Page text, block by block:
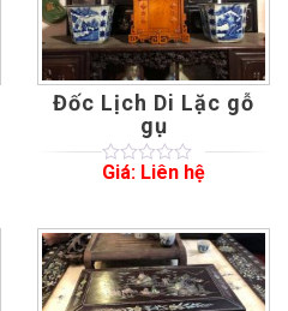
Đốc Lịch Di Lặc gỗ
gụ
0
5
based
on
0
customer
ratings
Giá: Liên hệ